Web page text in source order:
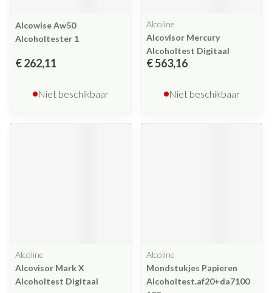
Alcowise Aw50
Alcoholtester 1
€ 262,11
Niet beschikbaar
Alcoline
Alcovisor Mercury
Alcoholtest Digitaal
€ 563,16
Niet beschikbaar
Alcoline
Alcovisor Mark X
Alcoholtest Digitaal
Alcoline
Mondstukjes Papieren
Alcoholtest.af20+da7100